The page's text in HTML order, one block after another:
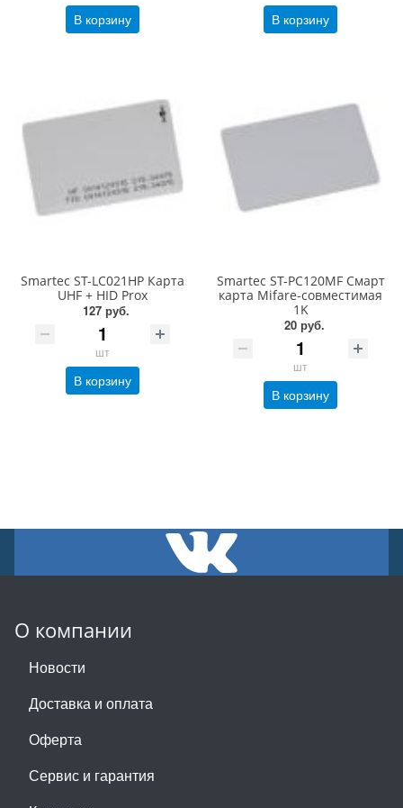
В корзину В корзину
Smartec ST-LC021HP Карта
UHF + HID Prox
127 руб.
шт
В корзину
Smartec ST-PC120MF Cмарт
карта Mifare-совместимая
1K
20 руб.
шт
В корзину
О компании
Новости
Доставка и оплата
Оферта
Сервис и гарантия